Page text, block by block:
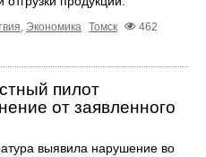
, Экономика Томск
462
пилот
от заявленного
выявила нарушение во